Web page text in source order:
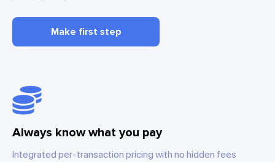
Make first step
Always know what you pay
Integrated per-transaction pricing with no hidden fees